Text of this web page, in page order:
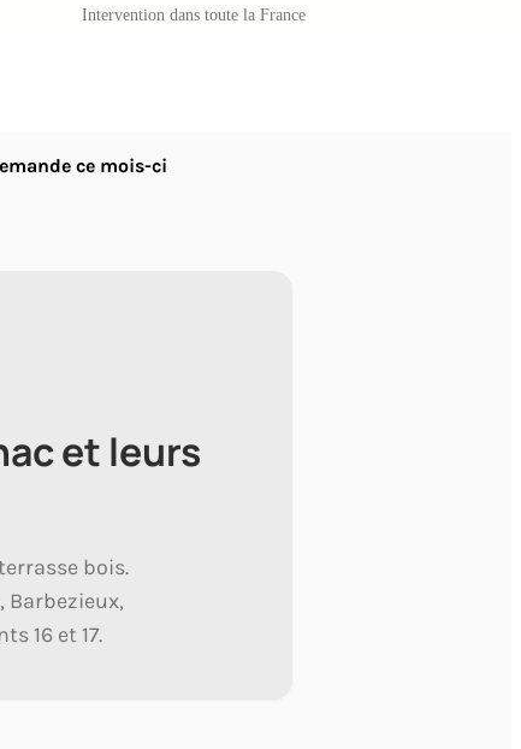
Intervention dans toute la France
ce mois-ci
et leurs
bois.
Barbezieux,
16 et 17.